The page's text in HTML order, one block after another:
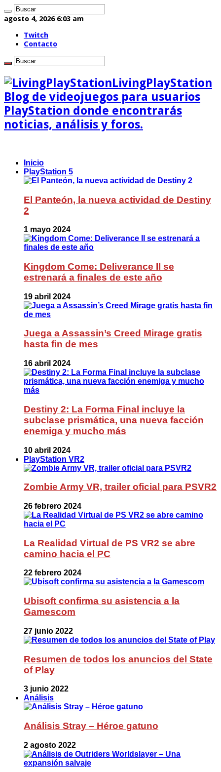
agosto 4, 2026 6:03 am
Twitch
Contacto
LivingPlayStation
Blog de videojuegos para usuarios
PlayStation donde encontrarás
noticias, análisis y foros.
Inicio
PlayStation 5
El Panteón, la nueva actividad de Destiny
2
1 mayo 2024
Kingdom Come: Deliverance II se
estrenará a finales de este año
19 abril 2024
Juega a Assassin’s Creed Mirage gratis
hasta fin de mes
16 abril 2024
Destiny 2: La Forma Final incluye la
subclase prismática, una nueva facción
enemiga y mucho más
10 abril 2024
PlayStation VR2
Zombie Army VR, trailer oficial para PSVR2
26 febrero 2024
La Realidad Virtual de PS VR2 se abre
camino hacia el PC
22 febrero 2024
Ubisoft confirma su asistencia a la
Gamescom
27 junio 2022
Resumen de todos los anuncios del State
of Play
3 junio 2022
Análisis
Análisis Stray – Héroe gatuno
2 agosto 2022